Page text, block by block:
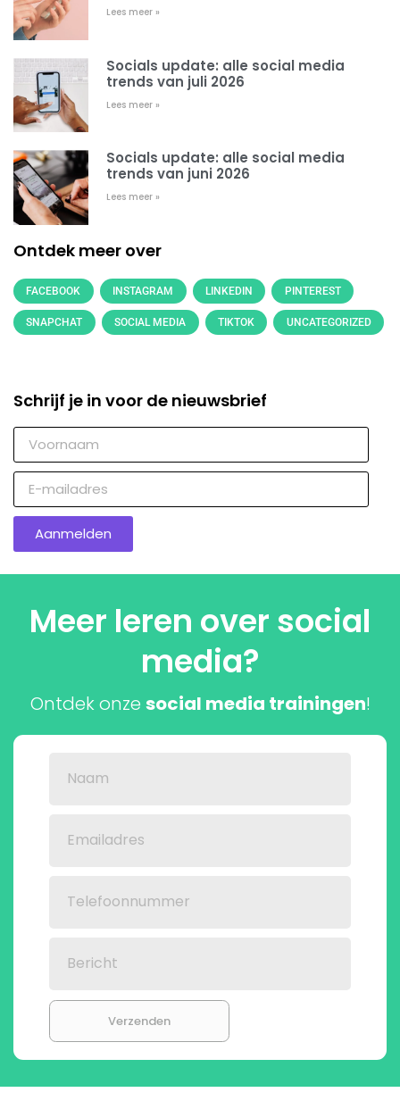
Lees meer »
Socials update: alle social media
trends van juli 2026
Lees meer »
Socials update: alle social media
trends van juni 2026
Lees meer »
Ontdek meer over
FACEBOOK INSTAGRAM LINKEDIN PINTEREST
SNAPCHAT SOCIAL MEDIA TIKTOK UNCATEGORIZED
Schrijf je in voor de nieuwsbrief
Aanmelden
Meer leren over social
media?
Ontdek onze social media trainingen!
Verzenden